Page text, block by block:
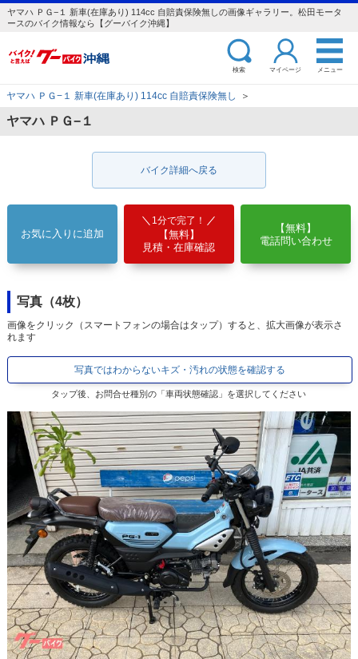
ヤマハ ＰＧ−１ 新車(在庫あり) 114cc 自賠責保険無しの画像ギャラリー。松田モータ
ースのバイク情報なら【グーバイク沖縄】
検索 マイページ メニュー
ヤマハ ＰＧ−１ 新車(在庫あり) 114cc 自賠責保険無し ＞
ヤマハ ＰＧ−１
バイク詳細へ戻る
お気に入りに追加
1分で完了！
【無料】
見積・在庫確認
【無料】
電話問い合わせ
写真（4枚）
画像をクリック（スマートフォンの場合はタップ）すると、拡大画像が表示さ
れます
写真ではわからないキズ・汚れの状態を確認する
タップ後、お問合せ種別の「車両状態確認」を選択してください